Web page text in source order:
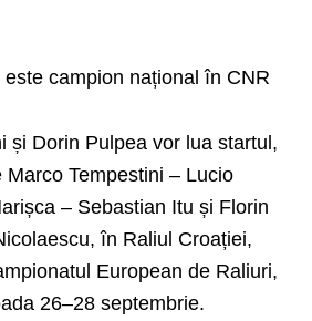
campion național în CNR
și Dorin Pulpea vor lua startul,
Marco Tempestini – Lucio
– Sebastian Itu și Florin
în Raliul Croației,
European de Raliuri,
26–28 septembrie.